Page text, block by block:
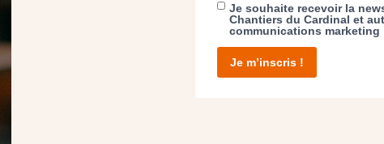
NOUS PERMET D’AGIR
Je souhaite recevoir la
Chantiers du Cardinal et
communications marketing
Je m’inscris !